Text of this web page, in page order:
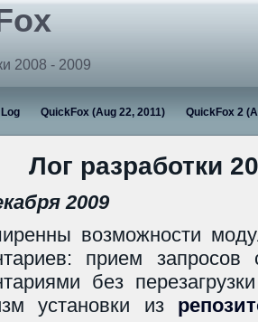
2008 - 2009
QuickFox (Aug 22, 2011) QuickFox 2
Лог разработки
2009
возможности
прием запросов
без
установки из